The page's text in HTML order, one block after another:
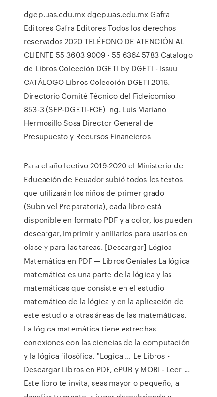
dgep.uas.edu.mx dgep.uas.edu.mx Gafra
Editores Gafra Editores Todos los derechos
reservados 2020 TELÉFONO DE ATENCIÓN AL
CLIENTE 55 3603 9009 - 55 6364 5783 Catalogo
de Libros Colección DGETI by DGETI - Issuu
CATÁLOGO Libros Colección DGETI 2016.
Directorio Comité Técnico del Fideicomiso
853-3 (SEP-DGETI-FCE) Ing. Luis Mariano
Hermosillo Sosa Director General de
Presupuesto y Recursos Financieros
Para el año lectivo 2019-2020 el Ministerio de
Educación de Ecuador subió todos los textos
que utilizarán los niños de primer grado
(Subnivel Preparatoria), cada libro está
disponible en formato PDF y a color, los pueden
descargar, imprimir y anillarlos para usarlos en
clase y para las tareas. [Descargar] Lógica
Matemática en PDF — Libros Geniales La lógica
matemática es una parte de la lógica y las
matemáticas que consiste en el estudio
matemático de la lógica y en la aplicación de
este estudio a otras áreas de las matemáticas.
La lógica matemática tiene estrechas
conexiones con las ciencias de la computación
y la lógica filosófica. "Logica … Le Libros -
Descargar Libros en PDF, ePUB y MOBI - Leer ...
Este libro te invita, seas mayor o pequeño, a